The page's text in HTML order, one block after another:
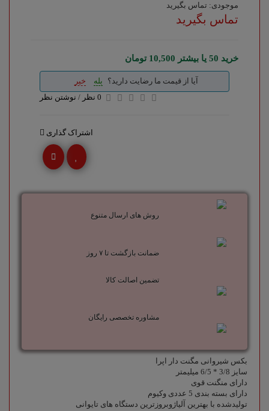
موجودی: تماس بگیرید
تماس بگیرید
خرید 50 یا بیشتر 10,500 تومان
آیا از قیمت ما رضایت دارید؟ بله
خیر
0 نظر
/ نوشتن نظر
اشتراک گذاری
روش های ارسال متنوع
ضمانت بازگشت تا ۷ روز
تضمین اصالت کالا
مشاوره تخصصی رایگان
بکس شیروانی مگنت دار اپرا
سایز 3/8 * 6/5 میلیمتر
دارای منگنت قوی
دارای بسته بندی 5 عددی وکیوم
تولیدشده با بهترین آلیاژوبروزترین دستگاه های تایوانی